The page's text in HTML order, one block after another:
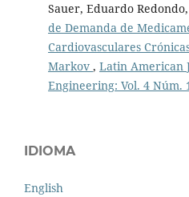
Sauer, Eduardo
de Demanda de
Cardiovasculares
Markov , Latin American
Engineering: Vol. 4 Núm.
IDIOMA
English